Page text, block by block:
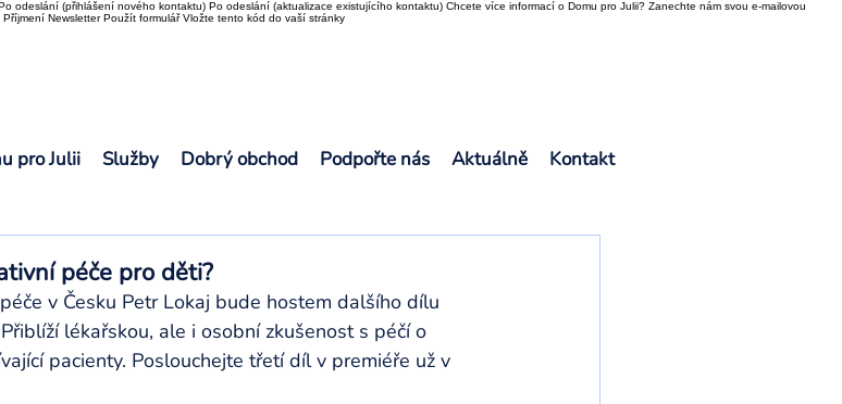
odeslání (přihlášení nového kontaktu) Po odeslání (aktualizace existujícího kontaktu) Chcete více informací o Domu pro Julii? Zanechte nám svou e-mailovou
Newsletter Použít formulář Vložte tento kód do vaší stránky
pro Julii Služby Dobrý obchod Podpořte nás Aktuálně Kontakt
péče pro děti?
v Česku Petr Lokaj bude hostem dalšího dílu
lékařskou, ale i osobní zkušenost s péčí o
pacienty. Poslouchejte třetí díl v premiéře už v